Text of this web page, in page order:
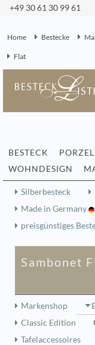
+49 30 61 30 99 61
Home Bestecke
Flat
BESTECK
WOHNDESIGN
Silberbesteck
Made in Germany
preisgünstiges
Sambonet
Markenshop
Classic Edition
Tafelaccessoires